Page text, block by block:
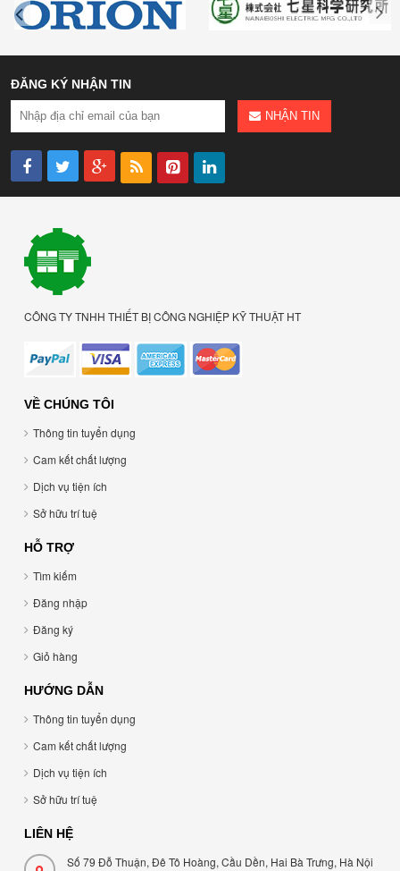
ĐĂNG KÝ NHẬN TIN
NHẬN TIN
CÔNG TY TNHH THIẾT BỊ CÔNG NGHIỆP KỸ THUẬT HT
VỀ CHÚNG TÔI
Thông tin tuyển dụng
Cam kết chất lượng
Dịch vụ tiện ích
Sở hữu trí tuệ
HỖ TRỢ
Tìm kiếm
Đăng nhập
Đăng ký
Giỏ hàng
HƯỚNG DẪN
Thông tin tuyển dụng
Cam kết chất lượng
Dịch vụ tiện ích
Sở hữu trí tuệ
LIÊN HỆ
Số 79 Đỗ Thuận, Đê Tô Hoàng, Cầu Dền, Hai Bà Trưng, Hà Nội